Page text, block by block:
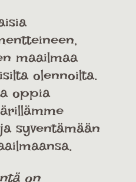
maailmaa
olennoilta.
oppia
syventämään
on